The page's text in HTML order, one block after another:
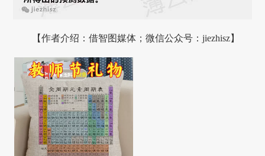
【作者介绍：借智图媒体；微信公众号：jiezhisz】